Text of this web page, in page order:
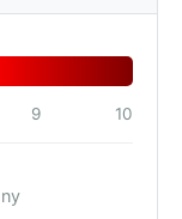
9 10